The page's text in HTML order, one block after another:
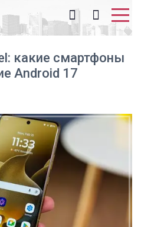
какие смартфоны
Android 17